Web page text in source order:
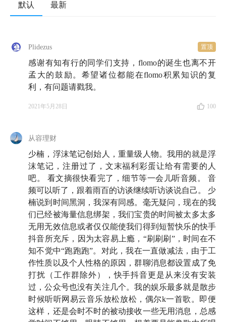
今天来到小酒馆的，是一位重磅嘉宾：flomo 浮墨笔记
少楠是非常厉害的产品人，也是有知有行的老朋友。有
知有行几乎每个人都是 flomo 的用户，使用 flomo 记笔
记早已是我们的日常习惯，也可以说有知有行见证了这
此。如今这样一个信息爆炸时代，我们每天被动获取大
量的信息，被新闻热点裹挟，时常处于信息焦虑当中。
这也是我们请少楠前来的原因，一起聊聊在这样一个时
代，我们该如何自处。
为什么我们会无法停止刷手机？现代人为什么沉迷嗑
CP？「躺平」和「佛系」究竟是不是一种可取的心
态？怎样获取高质量信息，搭建自己的知识体系？在本
期节目里，少楠分享了自己对这些问题的独到见解。
另外，文末有 flomo 和有知有行联合推出的福利彩蛋，
千万不要错过哦。
主持 / 雨白
嘉宾 / 少楠（flomo 浮墨笔记联合创始人）
默认 最新
Plidezus 置顶
感谢有知有行的同学们支持，flomo的诞生也离不开
孟大的鼓励。希望诸位都能在flomo积累知识的复
利，有问题请戳我。
2021年5月28日 100
从容理财
少楠，浮沫笔记创始人，重量级人物。我用的就是浮
沫笔记，注册过了，文末福利彩蛋让给有需要的人
吧。 看文摘很快看完了，细节等一会儿听音频。 音
频可以听了，跟着雨百的访谈继续听访谈说自己。 少
楠说到时间黑洞，我深有同感。毫无疑问，现在的我
们已经被海量信息绑架，我们宝贵的时间被太多太多
无用无效信息或者仅仅能使我们得到短暂快乐的快手
抖音所充斥，因为太容易上瘾，“刷刷刷”，时间在不
知不觉中“跑跑跑”。对此，我在一直做减法，由于工
作性质以及个人性格的原因，群聊消息都设置成了免
打扰（工作群除外），快手抖音更是从来没有安装
过，公众号也没有关注几个。我的娱乐最多就是散步
时候听听网易云音乐放松放松，偶尔k一首歌。即便
这样，还是会时不时的被动接收一些无用消息，总感